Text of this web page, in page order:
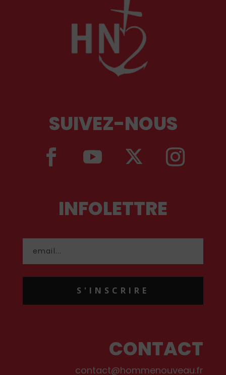
SUIVEZ-NOUS
INFOLETTRE
S'INSCRIRE
CONTACT
contact@hommenouveau.fr